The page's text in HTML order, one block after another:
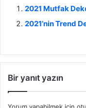
2021 Mutfak
2021’nin Trend
Bir yanıt yazın